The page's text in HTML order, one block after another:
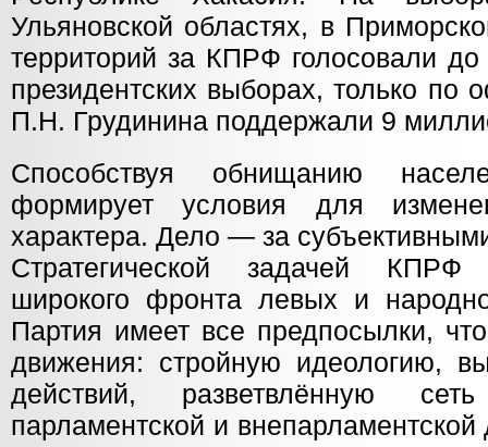
Ульяновской областях, в
территорий за КПРФ голосовали
президентских выборах, только
П.Н. Грудинина поддержали 9
Способствуя обнищанию
формирует условия для
характера. Дело — за
Стратегической задачей КПРФ
широкого фронта левых и
Партия имеет все предпосылки,
движения: стройную идеологию,
действий, разветвлённую
парламентской и